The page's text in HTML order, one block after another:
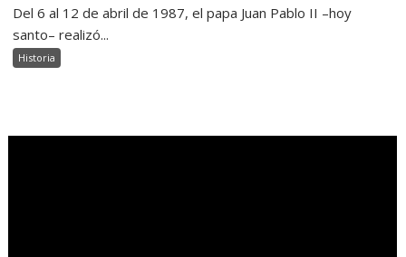
Del 6 al 12 de abril de 1987, el papa Juan Pablo II –hoy
santo– realizó...
Historia